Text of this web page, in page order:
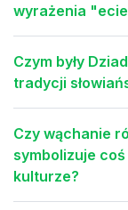
wyrażenia
Czym były
tradycji
Czy wąchanie
symbolizuje
kulturze?